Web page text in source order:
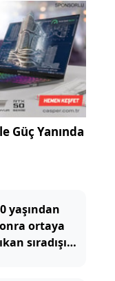
Güç Yanında
yaşından
ortaya
sıradışı